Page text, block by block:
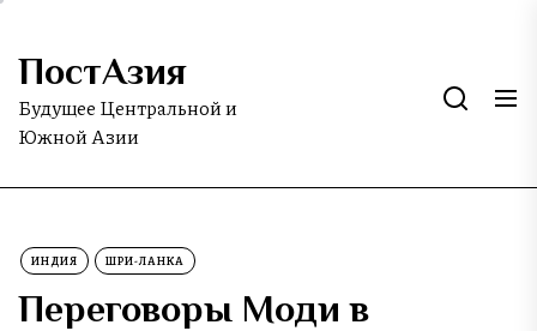
Skip
the
content
ПостАзия
Будущее Центральной и
Южной Азии
ИНДИЯ ШРИ-ЛАНКА
Переговоры Моди в